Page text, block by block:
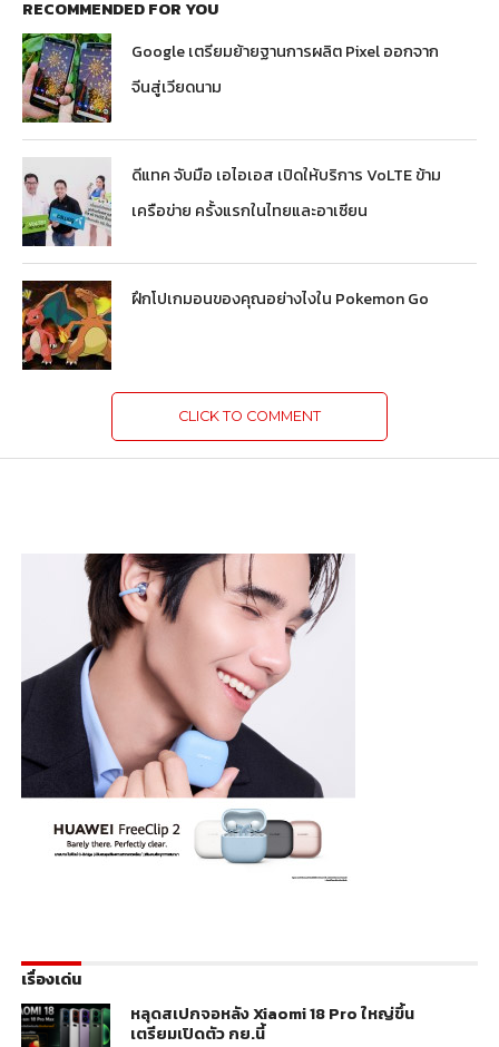
RECOMMENDED FOR YOU
Google เตรียมย้ายฐานการผลิต Pixel ออกจาก
จีนสู่เวียดนาม
ดีแทค จับมือ เอไอเอส เปิดให้บริการ VoLTE ข้าม
เครือข่าย ครั้งแรกในไทยและอาเซียน
ฝึกโปเกมอนของคุณอย่างไงใน Pokemon Go
CLICK TO COMMENT
เรื่องเด่น
หลุดสเปกจอหลัง Xiaomi 18 Pro ใหญ่ขึ้น
เตรียมเปิดตัว กย.นี้